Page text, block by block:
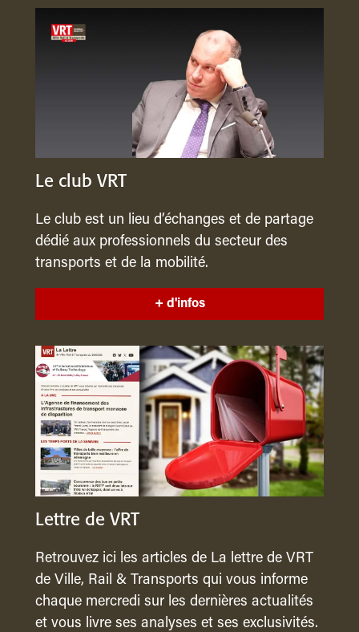
Le club VRT
Le club est un lieu d’échanges et de partage
dédié aux professionnels du secteur des
transports et de la mobilité.
+ d'infos
Lettre de VRT
Retrouvez ici les articles de La lettre de VRT
de Ville, Rail & Transports qui vous informe
chaque mercredi sur les dernières actualités
et vous livre ses analyses et ses exclusivités.